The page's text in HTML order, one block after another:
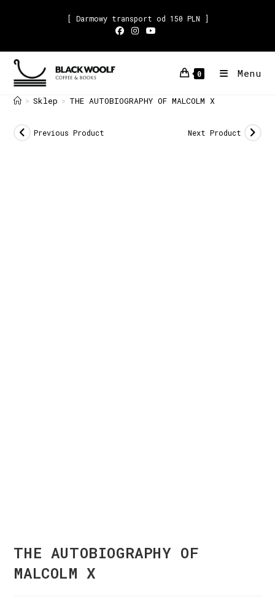
[ Darmowy transport od 150 PLN ]
0 Menu
> Sklep > THE AUTOBIOGRAPHY OF MALCOLM X
Previous Product Next Product
THE AUTOBIOGRAPHY OF
MALCOLM X